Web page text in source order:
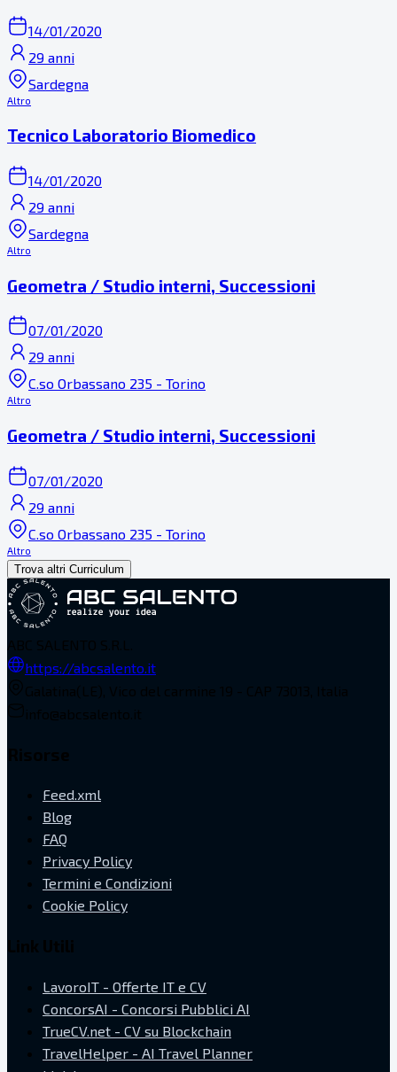
14/01/2020
29 anni
Sardegna
Altro
Tecnico Laboratorio Biomedico
14/01/2020
29 anni
Sardegna
Altro
Geometra / Studio interni, Successioni
07/01/2020
29 anni
C.so Orbassano 235 - Torino
Altro
Geometra / Studio interni, Successioni
07/01/2020
29 anni
C.so Orbassano 235 - Torino
Altro
Trova altri Curriculum
https://abcsalento.it
Feed.xml
Blog
FAQ
Privacy Policy
Termini e Condizioni
Cookie Policy
LavoroIT - Offerte IT e CV
ConcorsAI - Concorsi Pubblici AI
TrueCV.net - CV su Blockchain
TravelHelper - AI Travel Planner